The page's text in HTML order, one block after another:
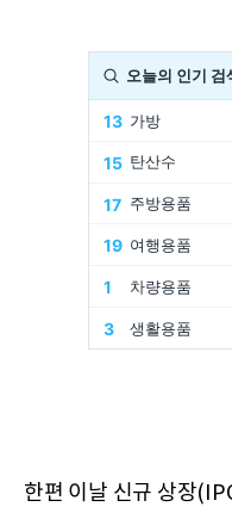
한편 이날 신규 상장